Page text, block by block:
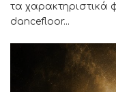
τα χαρακτηριστικά
dancefloor...